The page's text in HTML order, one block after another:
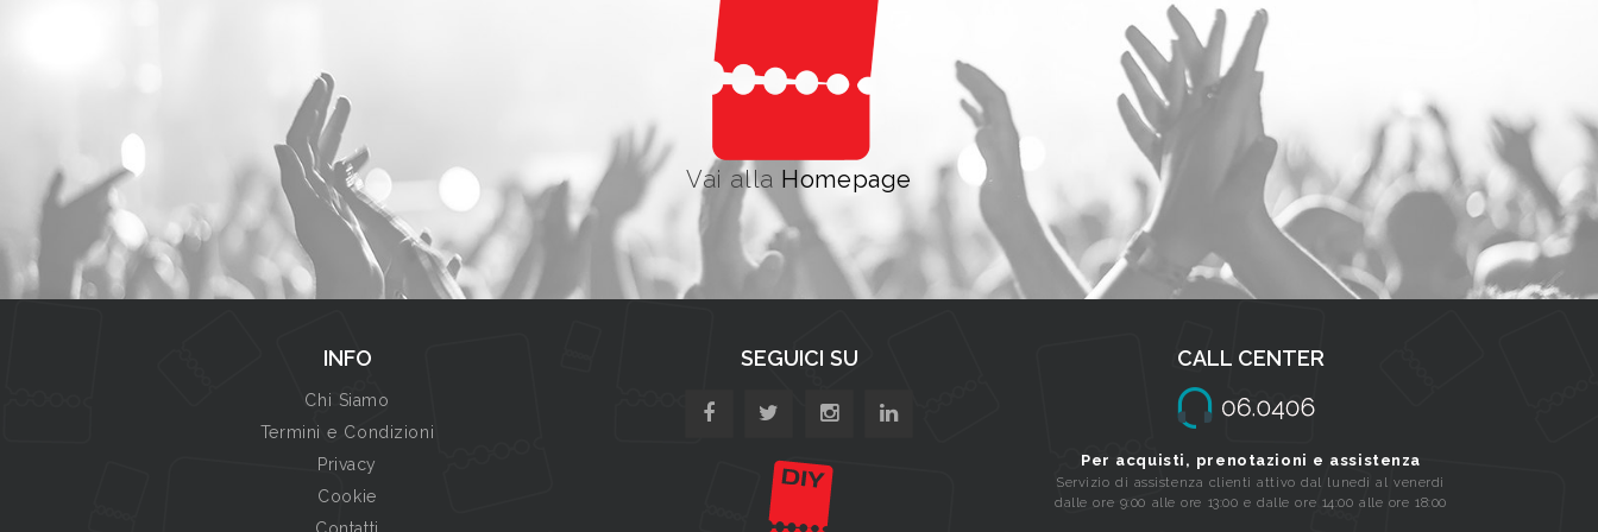
Vai alla Homepage
INFO
Chi Siamo
Termini e Condizioni
Privacy
Cookie
SEGUICI SU CALL CENTER
Per acquisti, prenotazioni e assistenza
Servizio di assistenza clienti attivo dal lunedi al venerdi
dalle ore 9:00 alle ore 13:00 e dalle ore 14:00 alle ore 18:00